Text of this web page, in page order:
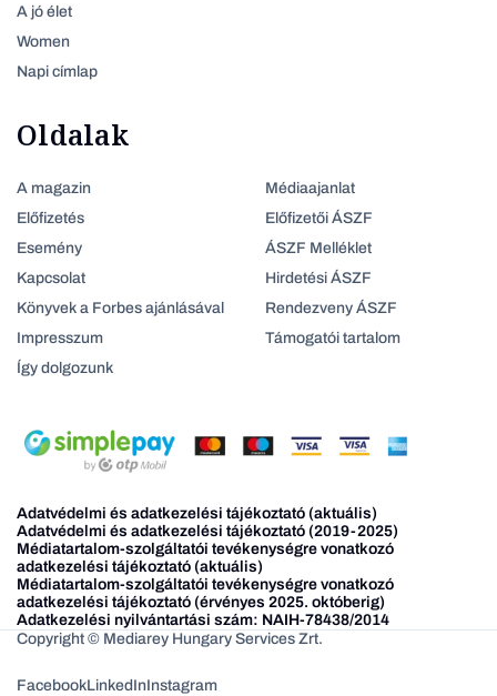
A jó élet
Women
Napi címlap
Oldalak
A magazin
Előfizetés
Esemény
Kapcsolat
Könyvek a Forbes ajánlásával
Impresszum
Így dolgozunk
Médiaajanlat
Előfizetői ÁSZF
ÁSZF Melléklet
Hirdetési ÁSZF
Rendezveny ÁSZF
Támogatói tartalom
Adatvédelmi és adatkezelési tájékoztató (aktuális)
Adatvédelmi és adatkezelési tájékoztató (2019-2025)
Médiatartalom-szolgáltatói tevékenységre vonatkozó
adatkezelési tájékoztató (aktuális)
Médiatartalom-szolgáltatói tevékenységre vonatkozó
adatkezelési tájékoztató (érvényes 2025. októberig)
Adatkezelési nyilvántartási szám: NAIH-78438/2014
Copyright © Mediarey Hungary Services Zrt.
FacebookLinkedInInstagram